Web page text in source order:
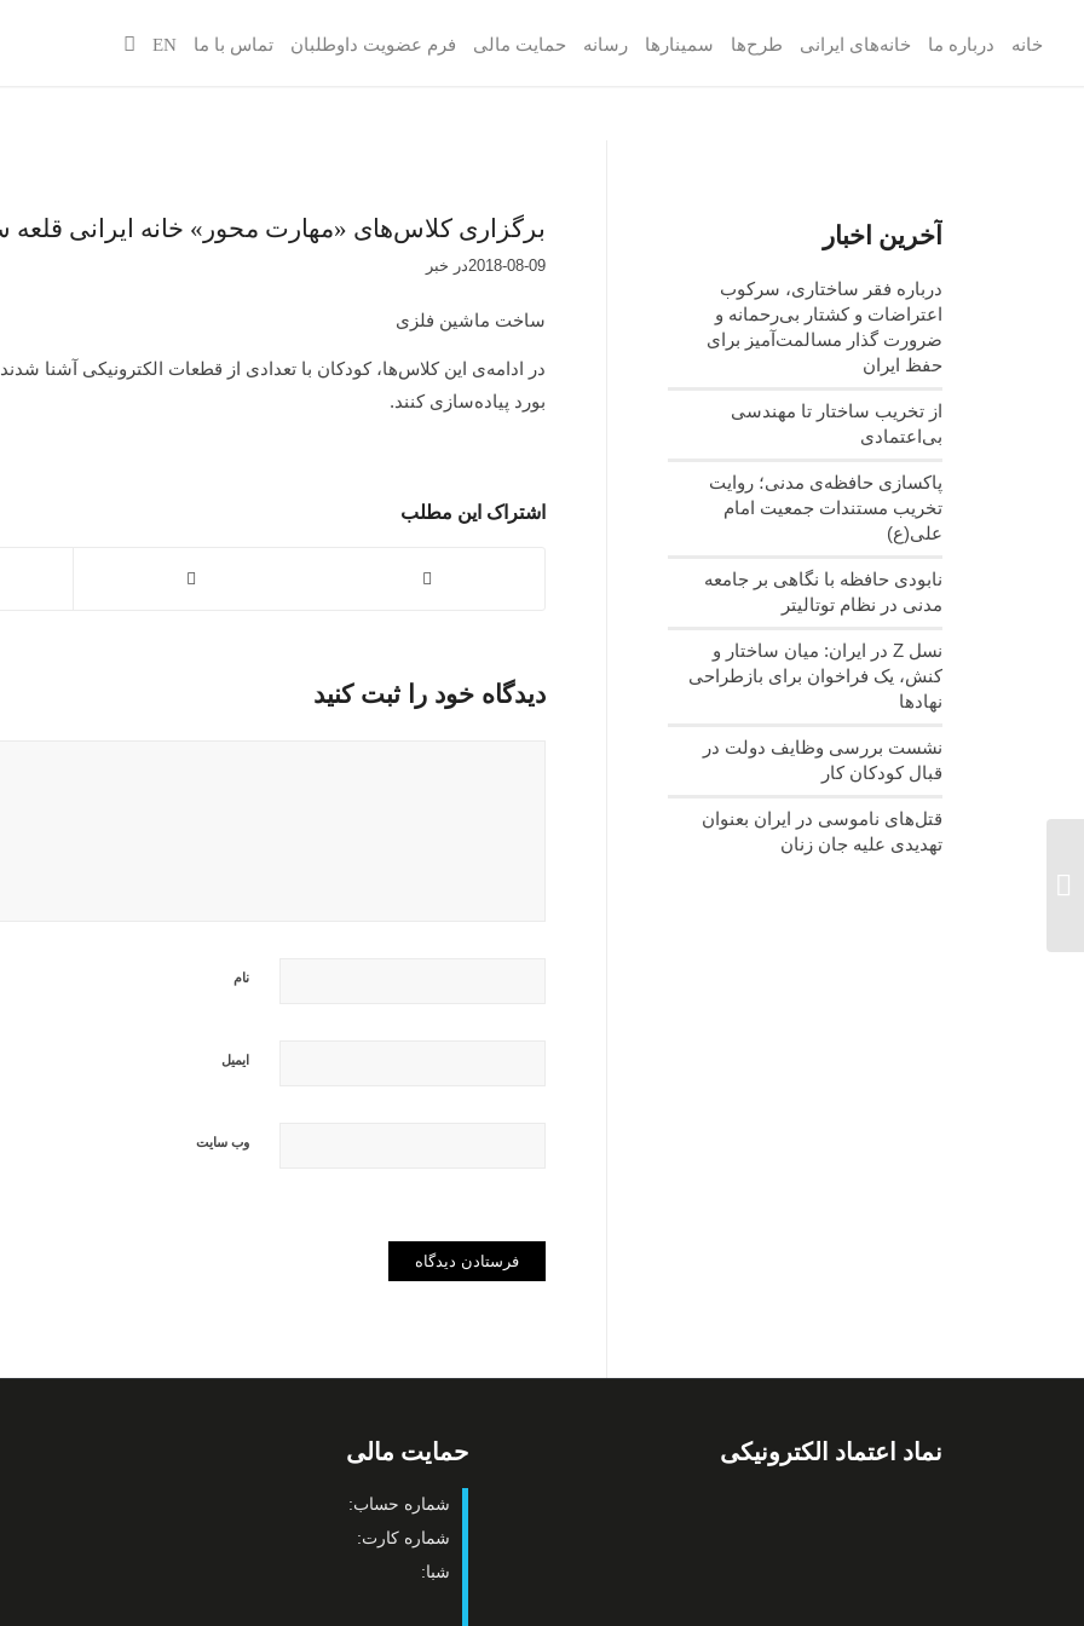
خانه درباره ما خانه‌های ایرانی طرح‌ها سمینارها رسانه حمایت مالی فرم عضویت داوطلبان تماس با ما EN
برگزاری کلاس‌های «مهارت محور» خانه ایرانی
2018-08-09در خبر
ساخت ماشین فلزی
در ادامه‌ی این کلاس‌ها، کودکان با تعدادی از قطعات الکترونیکی آشنا
بورد پیاده‌سازی کنند.
اشتراک این مطلب
دیدگاه خود را ثبت کنید
نام
ایمیل
وب‌ سایت
آخرین اخبار
درباره فقر ساختاری، سرکوب
اعتراضات و کشتار بی‌رحمانه و
ضرورت گذار مسالمت‌آمیز برای
حفظ ایران
از تخریب ساختار تا مهندسی
بی‌اعتمادی
پاکسازی حافظه‌ی مدنی؛ روایت
تخریب مستندات جمعیت امام
علی(ع)
نابودی حافظه با نگاهی بر جامعه
مدنی در نظام توتالیتر
نسل‌ Z در ایران: میان ساختار و
کنش، یک فراخوان برای بازطراحی
نهادها
نشست بررسی وظایف دولت در
قبال کودکان کار
قتل‌های ناموسی در ایران بعنوان
تهدیدی علیه جان زنان
حمایت مالی
شماره حساب:
شماره کارت:
شبا:
نماد اعتماد الکترونیکی
فروش محصولات